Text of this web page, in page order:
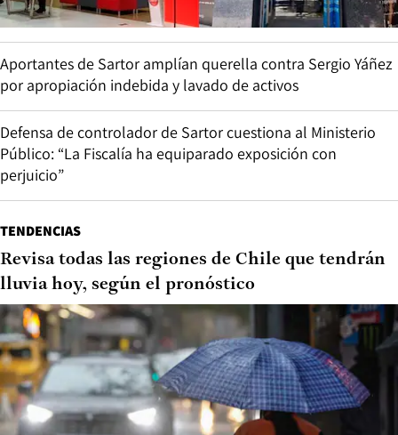
Aportantes de Sartor amplían querella contra Sergio Yáñez
por apropiación indebida y lavado de activos
Defensa de controlador de Sartor cuestiona al Ministerio
Público: “La Fiscalía ha equiparado exposición con
perjuicio”
TENDENCIAS
Revisa todas las regiones de Chile que tendrán
lluvia hoy, según el pronóstico